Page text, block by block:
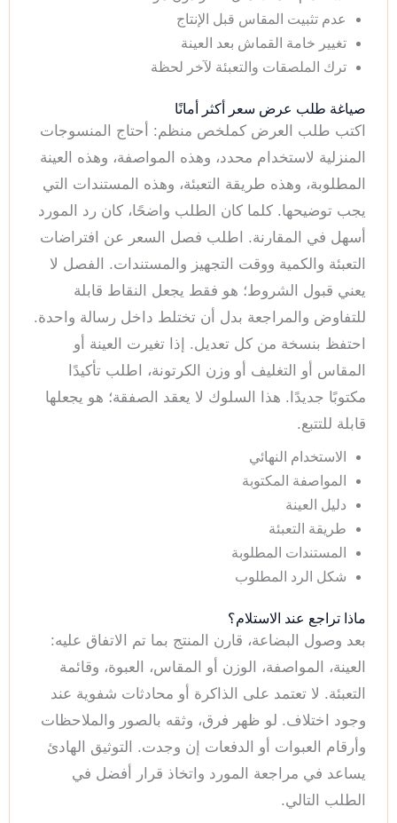
عدم تثبيت المقاس قبل الإنتاج
تغيير خامة القماش بعد العينة
ترك الملصقات والتعبئة لآخر لحظة
صياغة طلب عرض سعر أكثر أمانًا
اكتب طلب العرض كملخص منظم: أحتاج المنسوجات
المنزلية لاستخدام محدد، وهذه المواصفة، وهذه العينة
المطلوبة، وهذه طريقة التعبئة، وهذه المستندات التي
يجب توضيحها. كلما كان الطلب واضحًا، كان رد المورد
أسهل في المقارنة. اطلب فصل السعر عن افتراضات
التعبئة والكمية ووقت التجهيز والمستندات. الفصل لا
يعني قبول الشروط؛ هو فقط يجعل النقاط قابلة
للتفاوض والمراجعة بدل أن تختلط داخل رسالة واحدة.
احتفظ بنسخة من كل تعديل. إذا تغيرت العينة أو
المقاس أو التغليف أو وزن الكرتونة، اطلب تأكيدًا
مكتوبًا جديدًا. هذا السلوك لا يعقد الصفقة؛ هو يجعلها
قابلة للتتبع.
الاستخدام النهائي
المواصفة المكتوبة
دليل العينة
طريقة التعبئة
المستندات المطلوبة
شكل الرد المطلوب
ماذا تراجع عند الاستلام؟
بعد وصول البضاعة، قارن المنتج بما تم الاتفاق عليه:
العينة، المواصفة، الوزن أو المقاس، العبوة، وقائمة
التعبئة. لا تعتمد على الذاكرة أو محادثات شفوية عند
وجود اختلاف. لو ظهر فرق، وثقه بالصور والملاحظات
وأرقام العبوات أو الدفعات إن وجدت. التوثيق الهادئ
يساعد في مراجعة المورد واتخاذ قرار أفضل في
الطلب التالي.